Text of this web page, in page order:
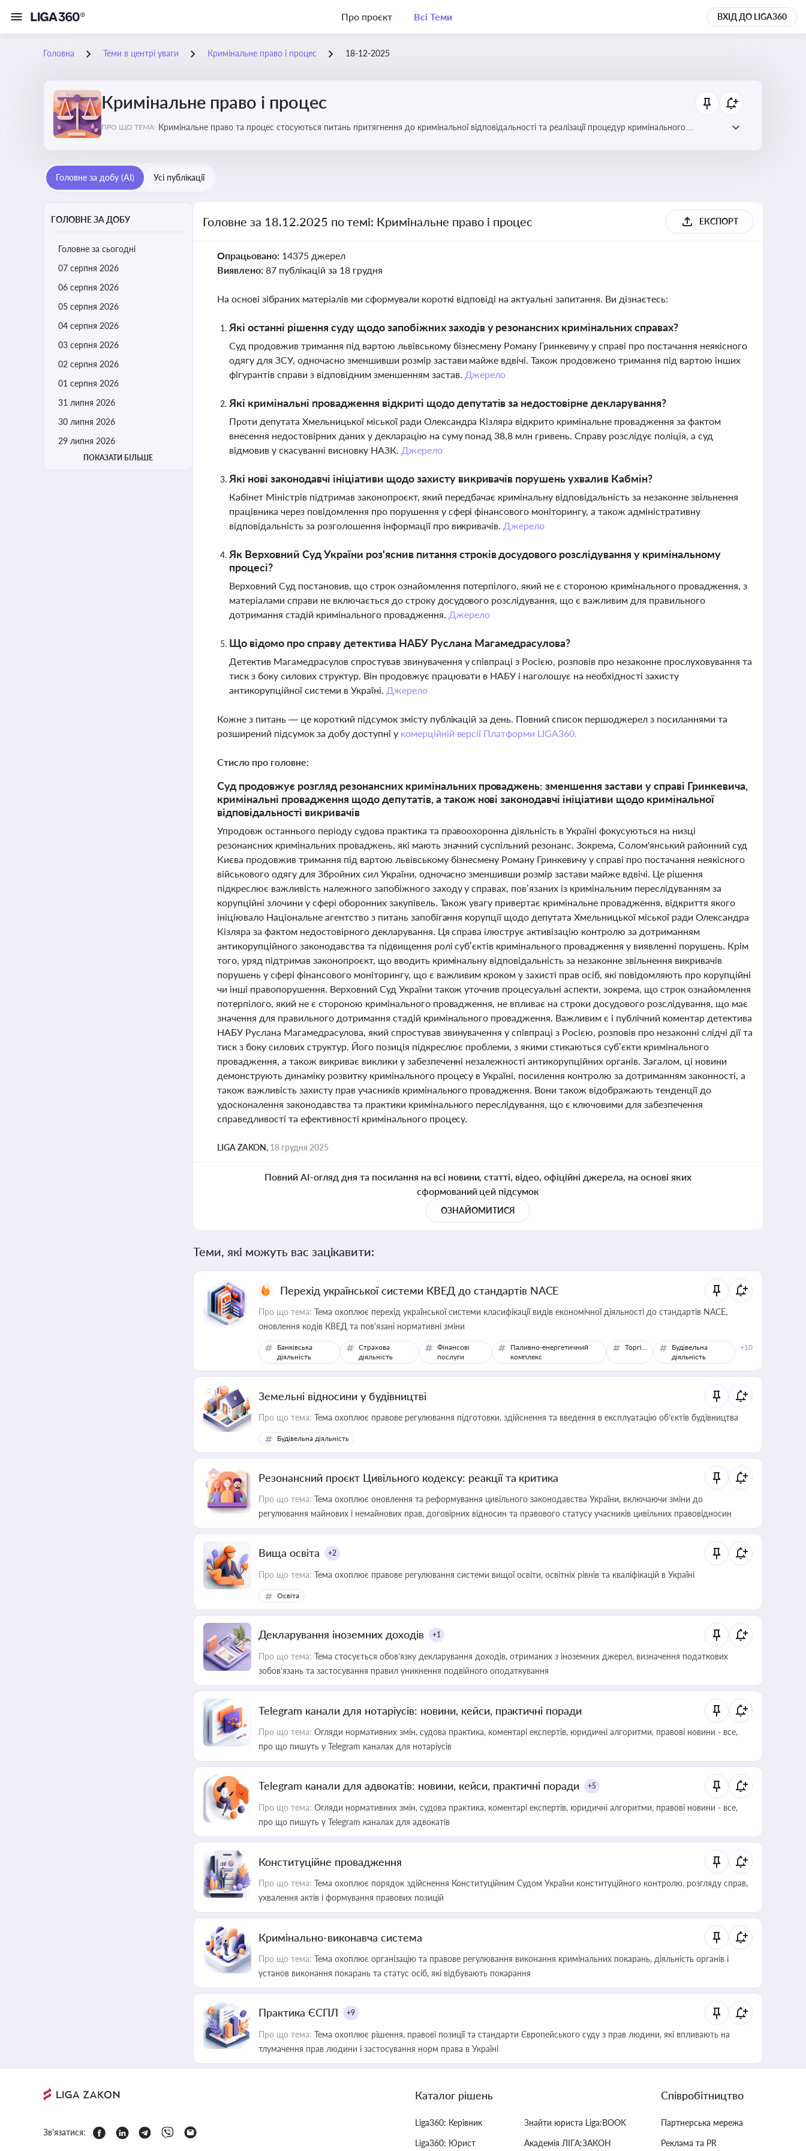
Про проєкт Всі Теми ВХІД ДО LIGA360
Головна Теми в центрі уваги Кримінальне право і процес 18-12-2025
Кримінальне право і процес
ПРО ЩО ТЕМА: Кримінальне право та процес стосуються питань притягнення до кримінальної відповідальності та реалізації процедур кримінального
Головне за добу (AI) Усі публікації
ГОЛОВНЕ ЗА ДОБУ
Головне за сьогодні
07 серпня 2026
06 серпня 2026
05 серпня 2026
04 серпня 2026
03 серпня 2026
02 серпня 2026
01 серпня 2026
31 липня 2026
30 липня 2026
29 липня 2026
ПОКАЗАТИ БІЛЬШЕ
Головне за 18.12.2025 по темі: Кримінальне право і процес ЕКСПОРТ
Опрацьовано: 14375 джерел
Виявлено: 87 публікацій за 18 грудня
На основі зібраних матеріалів ми сформували короткі відповіді на актуальні запитання. Ви дізнаєтесь:
Які останні рішення суду щодо запобіжних заходів у резонансних кримінальних справах?
Суд продовжив тримання під вартою львівському бізнесмену Роману Гринкевичу у справі про постачання неякісного
одягу для ЗСУ, одночасно зменшивши розмір застави майже вдвічі. Також продовжено тримання під вартою інших
фігурантів справи з відповідним зменшенням застав. Джерело
Які кримінальні провадження відкриті щодо депутатів за недостовірне декларування?
Проти депутата Хмельницької міської ради Олександра Кізляра відкрито кримінальне провадження за фактом
внесення недостовірних даних у декларацію на суму понад 38,8 млн гривень. Справу розслідує поліція, а суд
відмовив у скасуванні висновку НАЗК. Джерело
Які нові законодавчі ініціативи щодо захисту викривачів порушень ухвалив Кабмін?
Кабінет Міністрів підтримав законопроєкт, який передбачає кримінальну відповідальність за незаконне звільнення
працівника через повідомлення про порушення у сфері фінансового моніторингу, а також адміністративну
відповідальність за розголошення інформації про викривачів. Джерело
Як Верховний Суд України роз'яснив питання строків досудового розслідування у кримінальному
процесі?
Верховний Суд постановив, що строк ознайомлення потерпілого, який не є стороною кримінального провадження, з
матеріалами справи не включається до строку досудового розслідування, що є важливим для правильного
дотримання стадій кримінального провадження. Джерело
Що відомо про справу детектива НАБУ Руслана Магамедрасулова?
Детектив Магамедрасулов спростував звинувачення у співпраці з Росією, розповів про незаконне прослуховування та
тиск з боку силових структур. Він продовжує працювати в НАБУ і наголошує на необхідності захисту
антикорупційної системи в Україні. Джерело
Кожне з питань — це короткий підсумок змісту публікацій за день. Повний список першоджерел з посиланнями та
розширений підсумок за добу доступні у комерційній версії Платформи LIGA360.
Стисло про головне:
Суд продовжує розгляд резонансних кримінальних проваджень: зменшення застави у справі Гринкевича,
кримінальні провадження щодо депутатів, а також нові законодавчі ініціативи щодо кримінальної
відповідальності викривачів
Упродовж останнього періоду судова практика та правоохоронна діяльність в Україні фокусуються на низці
резонансних кримінальних проваджень, які мають значний суспільний резонанс. Зокрема, Солом'янський районний суд
Києва продовжив тримання під вартою львівському бізнесмену Роману Гринкевичу у справі про постачання неякісного
військового одягу для Збройних сил України, одночасно зменшивши розмір застави майже вдвічі. Це рішення
підкреслює важливість належного запобіжного заходу у справах, пов’язаних із кримінальним переслідуванням за
корупційні злочини у сфері оборонних закупівель. Також увагу привертає кримінальне провадження, відкриття якого
ініціювало Національне агентство з питань запобігання корупції щодо депутата Хмельницької міської ради Олександра
Кізляра за фактом недостовірного декларування. Ця справа ілюструє активізацію контролю за дотриманням
антикорупційного законодавства та підвищення ролі суб’єктів кримінального провадження у виявленні порушень. Крім
того, уряд підтримав законопроєкт, що вводить кримінальну відповідальність за незаконне звільнення викривачів
порушень у сфері фінансового моніторингу, що є важливим кроком у захисті прав осіб, які повідомляють про корупційні
чи інші правопорушення. Верховний Суд України також уточнив процесуальні аспекти, зокрема, що строк ознайомлення
потерпілого, який не є стороною кримінального провадження, не впливає на строки досудового розслідування, що має
значення для правильного дотримання стадій кримінального провадження. Важливим є і публічний коментар детектива
НАБУ Руслана Магамедрасулова, який спростував звинувачення у співпраці з Росією, розповів про незаконні слідчі дії та
тиск з боку силових структур. Його позиція підкреслює проблеми, з якими стикаються суб’єкти кримінального
провадження, а також викриває виклики у забезпеченні незалежності антикорупційних органів. Загалом, ці новини
демонструють динаміку розвитку кримінального процесу в Україні, посилення контролю за дотриманням законності, а
також важливість захисту прав учасників кримінального провадження. Вони також відображають тенденції до
удосконалення законодавства та практики кримінального переслідування, що є ключовими для забезпечення
справедливості та ефективності кримінального процесу.
LIGA ZAKON, 18 грудня 2025
Повний AI-огляд дня та посилання на всі новини, статті, відео, офіційні джерела, на основі яких
сформований цей підсумок
ОЗНАЙОМИТИСЯ
Теми, які можуть вас зацікавити:
Перехід української системи КВЕД до стандартів NACE
Про що тема: Тема охоплює перехід української системи класифікації видів економічної діяльності до стандартів NACE,
оновлення кодів КВЕД та пов'язані нормативні зміни
Банківська
діяльність
Страхова
діяльність
Фінансові
послуги
Паливно-енергетичний
комплекс
Торгівля
Будівельна
діяльність
+10
Земельні відносини у будівництві
Про що тема: Тема охоплює правове регулювання підготовки, здійснення та введення в експлуатацію об’єктів будівництва
Будівельна діяльність
Резонансний проєкт Цивільного кодексу: реакції та критика
Про що тема: Тема охоплює оновлення та реформування цивільного законодавства України, включаючи зміни до
регулювання майнових і немайнових прав, договірних відносин та правового статусу учасників цивільних правовідносин
Вища освіта +2
Про що тема: Тема охоплює правове регулювання системи вищої освіти, освітніх рівнів та кваліфікацій в Україні
Освіта
Декларування іноземних доходів +1
Про що тема: Тема стосується обов’язку декларування доходів, отриманих з іноземних джерел, визначення податкових
зобов’язань та застосування правил уникнення подвійного оподаткування
Telegram канали для нотаріусів: новини, кейси, практичні поради
Про що тема: Огляди нормативних змін, судова практика, коментарі експертів, юридичні алгоритми, правові новини - все,
про що пишуть у Telegram каналах для нотаріусів
Telegram канали для адвокатів: новини, кейси, практичні поради +5
Про що тема: Огляди нормативних змін, судова практика, коментарі експертів, юридичні алгоритми, правові новини - все,
про що пишуть у Telegram каналах для адвокатів
Конституційне провадження
Про що тема: Тема охоплює порядок здійснення Конституційним Судом України конституційного контролю, розгляду справ,
ухвалення актів і формування правових позицій
Кримінально-виконавча система
Про що тема: Тема охоплює організацію та правове регулювання виконання кримінальних покарань, діяльність органів і
установ виконання покарань та статус осіб, які відбувають покарання
Практика ЄСПЛ +9
Про що тема: Тема охоплює рішення, правові позиції та стандарти Європейського суду з прав людини, які впливають на
тлумачення прав людини і застосування норм права в Україні
Зв'язатися:
Каталог рішень
Liga360: Керівник
Liga360: Юрист
Знайти юриста Liga:BOOK
Академія ЛІГА:ЗАКОН
Співробітництво
Партнерська мережа
Реклама та PR